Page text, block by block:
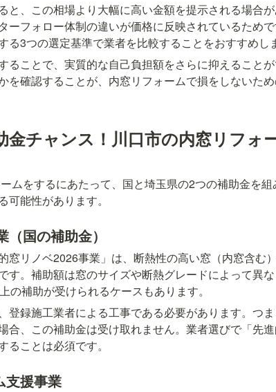
と、この相場より大幅に高い金額を提示される場合
ーフォロー体制の違いが価格に反映されているため
る3つの選定基準で業者を比較することをおすすめし
ることで、実質的な自己負担額をさらに抑えること
を確認することが、内窓リフォームで損をしないた
金チャンス！川口市の内窓リフォ
ムをするにあたって、国と埼玉県の2つの補助金を組
能性があります。
国の補助金）
窓リノベ2026事業」は、断熱性の高い窓（内窓含む
す。補助額は窓のサイズや断熱グレードによって異
の補助が受けられるケースもあります。
登録施工業者による工事である必要があります。つ
合、この補助金は受け取れません。業者選びで「先
ことは必須です。
支援事業